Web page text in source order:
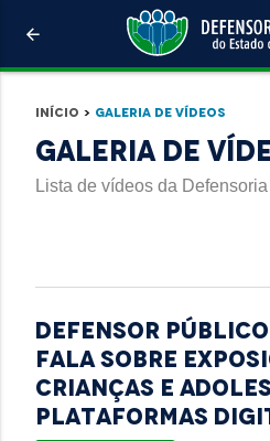
arrow_back
Início > Galeria de Vídeos
Galeria de
Lista de vídeos da
Defensor público
fala sobre
Crianças e
plataformas